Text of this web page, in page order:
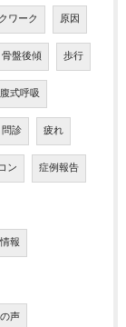
ワーク 原因
骨盤後傾 歩行
腹式呼吸
問診 疲れ
ン 症例報告
報
声